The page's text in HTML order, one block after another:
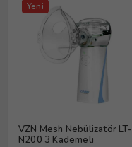
Yeni
VZN Mesh Nebülizatör LT-
N200 3 Kademeli